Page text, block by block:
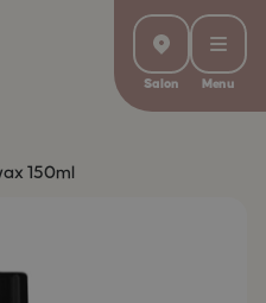
Salon Menu
150ml